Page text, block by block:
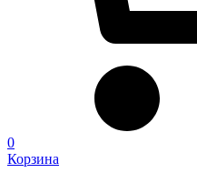
0
Корзина